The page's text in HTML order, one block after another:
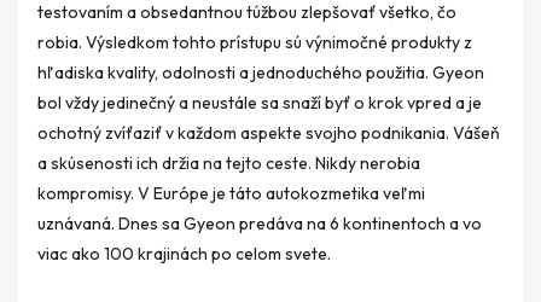
testovaním a obsedantnou túžbou zlepšovať všetko, čo
robia. Výsledkom tohto prístupu sú výnimočné produkty z
hľadiska kvality, odolnosti a jednoduchého použitia. Gyeon
bol vždy jedinečný a neustále sa snaží byť o krok vpred a je
ochotný zvíťaziť v každom aspekte svojho podnikania. Vášeň
a skúsenosti ich držia na tejto ceste. Nikdy nerobia
kompromisy. V Európe je táto autokozmetika veľmi
uznávaná. Dnes sa Gyeon predáva na 6 kontinentoch a vo
viac ako 100 krajinách po celom svete.